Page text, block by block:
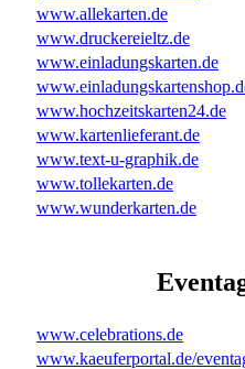
www.allekarten.de
www.druckereieltz.de
www.einladungskarten.de
www.hochzeitskarten24.de
www.kartenlieferant.de
www.text-u-graphik.de
www.tollekarten.de
www.wunderkarten.de
www.celebrations.de
www.kaeuferportal.de/